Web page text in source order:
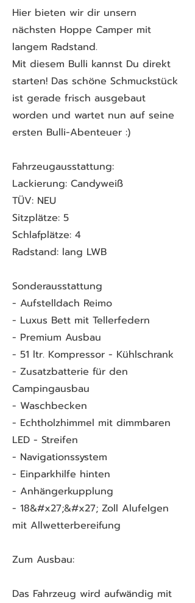
Hier bieten wir dir unsern
nächsten Hoppe Camper mit
langem Radstand.
Mit diesem Bulli kannst Du direkt
starten! Das schöne Schmuckstück
ist gerade frisch ausgebaut
worden und wartet nun auf seine
ersten Bulli-Abenteuer :)
Fahrzeugausstattung:
Lackierung: Candyweiß
TÜV: NEU
Sitzplätze: 5
Schlafplätze: 4
Radstand: lang LWB
Sonderausstattung
- Aufstelldach Reimo
- Luxus Bett mit Tellerfedern
- Premium Ausbau
- 51 ltr. Kompressor - Kühlschrank
- Zusatzbatterie für den
Campingausbau
- Waschbecken
- Echtholzhimmel mit dimmbaren
LED - Streifen
- Navigationssystem
- Einparkhilfe hinten
- Anhängerkupplung
- 18&#x27;&#x27; Zoll Alufelgen
mit Allwetterbereifung
Zum Ausbau:
Das Fahrzeug wird aufwändig mit